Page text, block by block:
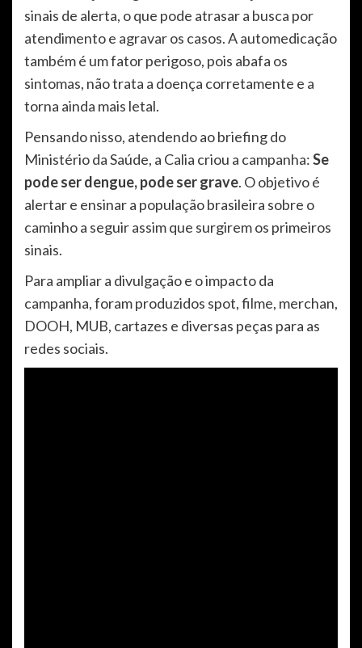
sinais de alerta, o que pode atrasar a busca por
atendimento e agravar os casos. A automedicação
também é um fator perigoso, pois abafa os
sintomas, não trata a doença corretamente e a
torna ainda mais letal.
Pensando nisso, atendendo ao briefing do
Ministério da Saúde, a Calia criou a campanha:Se
pode ser dengue, pode ser grave. O objetivo é
alertar e ensinar a população brasileira sobre o
caminho a seguir assim que surgirem os primeiros
sinais.
Para ampliar a divulgação e o impacto da
campanha, foram produzidos spot, filme, merchan,
DOOH, MUB, cartazes e diversas peças para as
redes sociais.